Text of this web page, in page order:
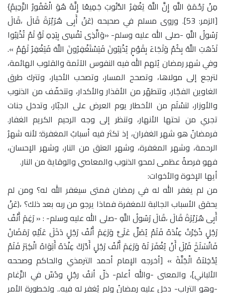
مِنْ رَحْمَةِ اللَّهِ إِنَّ اللَّهَ يَغْفِرُ الذُّنُوبَ جَمِيعًا إِنَّهُ هُوَ الْغَفُورُ الرَّحِيمُ}
[الزمر: 53]. وروى مسلم في صحيحه (عَنْ أَبِى هُرَيْرَةَ قَالَ ،قَالَ
رَسُولُ اللَّهِ -صلى الله عليه وسلم- «وَالَّذِى نَفْسِى بِيَدِهِ لَوْ لَمْ تُذْنِبُوا
لَذَهَبَ اللَّهُ بِكُمْ وَلَجَاءَ بِقَوْمٍ يُذْنِبُونَ فَيَسْتَغْفِرُونَ اللَّهَ فَيَغْفِرُ لَهُمْ ».
وفي شهر رمضان يُلهم الله فيه النفوس الآثمة والقلوب الهائمة،
لترجع إلى مولاها، وتصحح المسار، وتصحب الأخيار، وتترك طرق
الغاوين الفجّار، وتتطهّر من الأقذار والأكدار، وتتخفّف من الذنوب
والأوزار، لتسْلَم من الأخطار يوم العرض على الجبّار، وتدخل جنات
تجري من تحتها الأنهار، وتنظر إلى وجه الرحيم الكريم الغفار.
فرمضانُ هو شهر الغفران، إذ تكثر فيه أسبابُ المغفرة؛ لأنه شهرُ
الرحمة، وشهر المغفرة، وشهر العتق من النار، وشهر الإحسان،
فهو فرصةٌ عظمى لمحو الذنوب والمعاصي والوقاية من النار.
أيها الإخوة والأخوات:
من لم يغفر الله له في رمضان فمتى سيغفر الله له؟ ومن لم
يحقق الأسباب الجالبة للمغفرة فماذا يرجو من ربه بعد ذلك؟ ،(عَنْ
أَبِى هُرَيْرَةَ قَالَ ،قَالَ رَسُولُ اللَّهِ -صلى الله عليه وسلم- : « رَغِمَ أَنْفُ
رَجُلٍ ذُكِرْتُ عِنْدَهُ فَلَمْ يُصَلِّ عَلَىَّ وَرَغِمَ أَنْفُ رَجُلٍ دَخَلَ عَلَيْهِ رَمَضَانُ
فَانْسَلَخَ قَبْلَ أَنْ يُغْفَرَ لَهُ وَرَغِمَ أَنْفُ رَجُلٍ أَدْرَكَ عِنْدَهُ أَبَوَاهُ الْكِبَرَ فَلَمْ
يُدْخِلاَهُ الْجَنَّةَ » [أخرجه الإمام أحمد الترمذي والحاكم وصححه
الألباني]، والمعنى -والله أعلم- ذلّ أنفُ رجُلٍ ودُسّ في الرَّغام
-وهو التراب- دخل عليه رمضانُ ولم يُغفر له فيه.. ولخطورة الأمر